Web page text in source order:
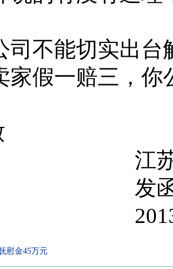
司不能切实出
家假一赔三，
江
发
慰金45万元